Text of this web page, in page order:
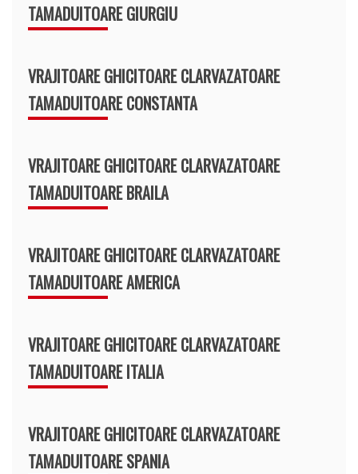
TAMADUITOARE GIURGIU
VRAJITOARE GHICITOARE CLARVAZATOARE
TAMADUITOARE CONSTANTA
VRAJITOARE GHICITOARE CLARVAZATOARE
TAMADUITOARE BRAILA
VRAJITOARE GHICITOARE CLARVAZATOARE
TAMADUITOARE AMERICA
VRAJITOARE GHICITOARE CLARVAZATOARE
TAMADUITOARE ITALIA
VRAJITOARE GHICITOARE CLARVAZATOARE
TAMADUITOARE SPANIA